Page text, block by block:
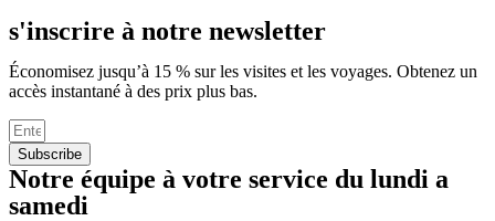
s'inscrire à notre newsletter
Économisez jusqu’à 15 % sur les visites et les voyages. Obtenez un
accès instantané à des prix plus bas.
Subscribe
Notre équipe à votre service du lundi a
samedi